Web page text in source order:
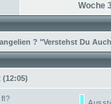
Woche
? "Verstehst Du